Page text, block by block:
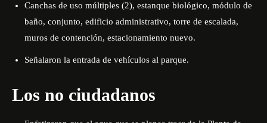
Canchas de uso múltiples (2), estanque biológico, módulo de
baño, conjunto, edificio administrativo, torre de escalada,
muros de contención, estacionamiento nuevo.
Señalaron la entrada de vehículos al parque.
Los no ciudadanos